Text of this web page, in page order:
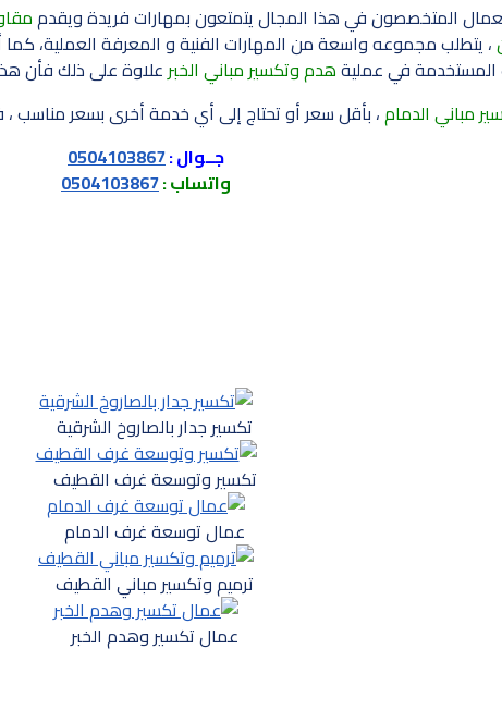
المتخصصون في هذا المجال يتمتعون بمهارات فريدة ويقدم
، يتطلب مجموعه واسعة من المهارات الفنية و المعرفة العملية، كما
المستخدمة في عمليةهدم وتكسير مباني الخبرعلاوة على ذلك فأن
مباني الدمام، بأقل سعر أو تحتاج إلى أي خدمة أخرى بسعر
جــوال :0504103867
واتساب :0504103867
تكسير جدار بالصاروخ الشرقية
تكسير وتوسعة غرف القطيف
عمال توسعة غرف الدمام
ترميم وتكسير مباني القطيف
عمال تكسير وهدم الخبر